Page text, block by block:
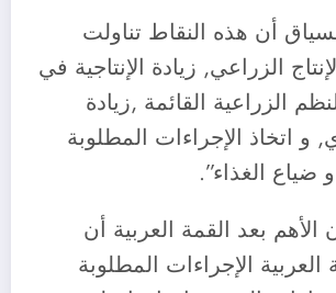
أن هذه النقاط تناولت
الزراعي, زيادة الإنتاجية في
الزراعية القائمة ,زيادة
و اتخاذ الإجراءات المطلوبة
الغذاء”.
بعد القمة العربية أن
الإجراءات المطلوبة